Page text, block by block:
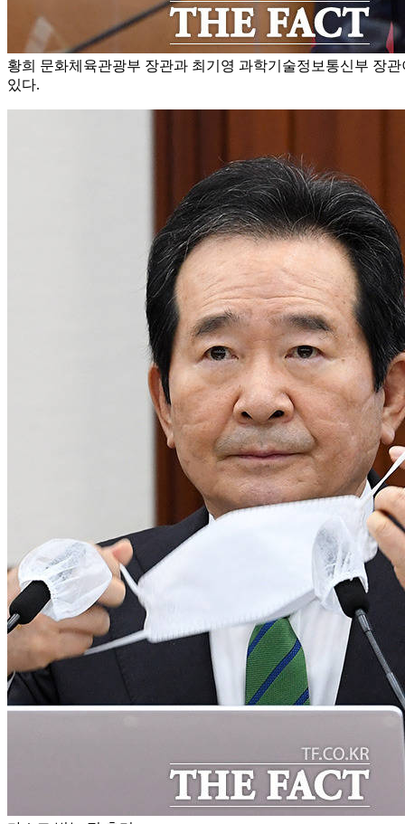
황희 문화체육관광부 장관과 최기영 과학기술정보통신부 장
있다.